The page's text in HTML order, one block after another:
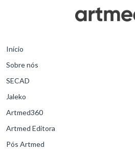
Início
Sobre nós
SECAD
Jaleko
Artmed360
Artmed Editora
Pós Artmed